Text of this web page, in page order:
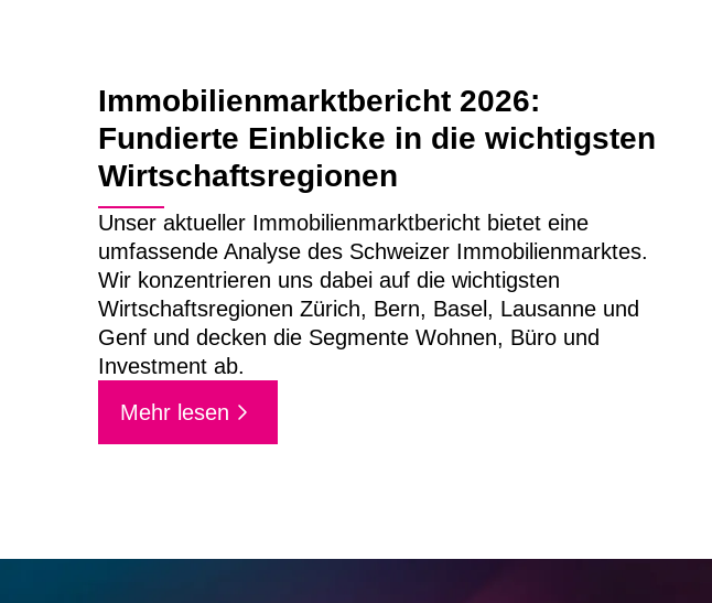
Immobilienmarktbericht 2026:
Fundierte Einblicke in die wichtigsten
Wirtschaftsregionen
Unser aktueller Immobilienmarktbericht bietet eine
umfassende Analyse des Schweizer Immobilienmarktes.
Wir konzentrieren uns dabei auf die wichtigsten
Wirtschaftsregionen Zürich, Bern, Basel, Lausanne und
Genf und decken die Segmente Wohnen, Büro und
Investment ab.
Mehr lesen